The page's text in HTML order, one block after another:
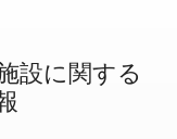
設⁠に関⁠す⁠る